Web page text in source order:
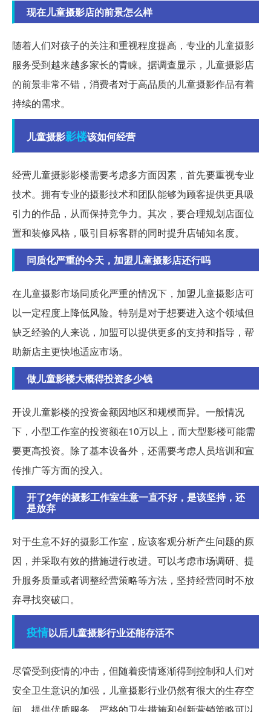
现在儿童摄影店的前景怎么样
随着人们对孩子的关注和重视程度提高，专业的儿童摄影
服务受到越来越多家长的青睐。据调查显示，儿童摄影店
的前景非常不错，消费者对于高品质的儿童摄影作品有着
持续的需求。
儿童摄影影楼该如何经营
经营儿童摄影影楼需要考虑多方面因素，首先要重视专业
技术。拥有专业的摄影技术和团队能够为顾客提供更具吸
引力的作品，从而保持竞争力。其次，要合理规划店面位
置和装修风格，吸引目标客群的同时提升店铺知名度。
同质化严重的今天，加盟儿童摄影店还行吗
在儿童摄影市场同质化严重的情况下，加盟儿童摄影店可
以一定程度上降低风险。特别是对于想要进入这个领域但
缺乏经验的人来说，加盟可以提供更多的支持和指导，帮
助新店主更快地适应市场。
做儿童影楼大概得投资多少钱
开设儿童影楼的投资金额因地区和规模而异。一般情况
下，小型工作室的投资额在10万以上，而大型影楼可能需
要更高投资。除了基本设备外，还需要考虑人员培训和宣
传推广等方面的投入。
开了2年的摄影工作室生意一直不好，是该坚持，还
是放弃
对于生意不好的摄影工作室，应该客观分析产生问题的原
因，并采取有效的措施进行改进。可以考虑市场调研、提
升服务质量或者调整经营策略等方法，坚持经营同时不放
弃寻找突破口。
疫情以后儿童摄影行业还能存活不
尽管受到疫情的冲击，但随着疫情逐渐得到控制和人们对
安全卫生意识的加强，儿童摄影行业仍然有很大的生存空
间。提供优质服务、严格的卫生措施和创新营销策略可以